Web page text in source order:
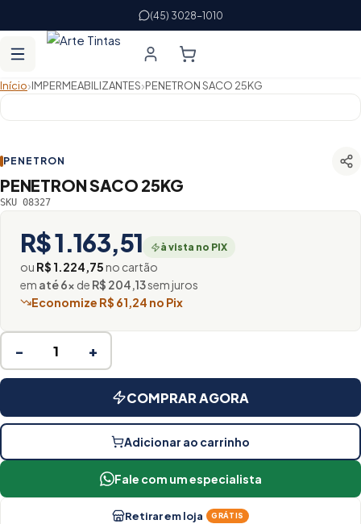
(45) 3028-1010
Início›IMPERMEABILIZANTES›PENETRON SACO 25KG
PENETRON
PENETRON SACO 25KG
SKU 08327
R$ 1.163,51 à vista no PIX
ou R$ 1.224,75no cartão
em até 6× de R$ 204,13sem juros
Economize R$ 61,24 no Pix
− +
COMPRAR AGORA
Adicionar ao carrinho
Fale com um especialista
Retirar em loja GRÁTIS